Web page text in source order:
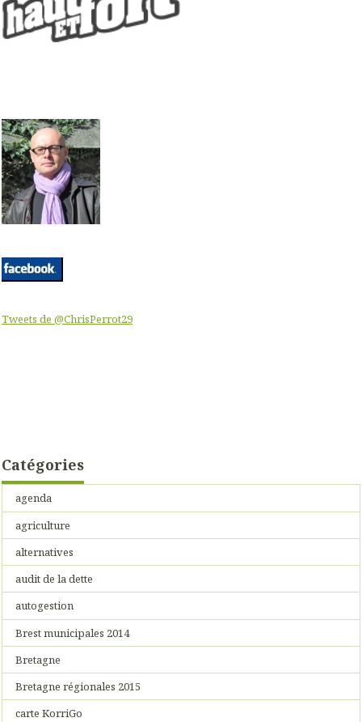
Tweets de @ChrisPerrot29
Catégories
agenda
agriculture
alternatives
audit de la dette
autogestion
Brest municipales 2014
Bretagne
Bretagne régionales 2015
carte KorriGo